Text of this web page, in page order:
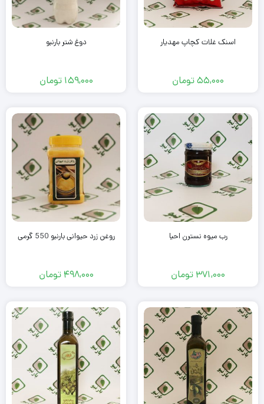
اسنک غلات کچاپ مهدیار
55,000تومان
دوغ شتر بارنبو
159,000 تومان
رب میوه نسترن احیا
371,000 تومان
روغن زرد حیوانی بارنبو 550 گرمی
498,000 تومان